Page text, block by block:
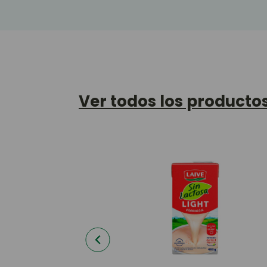
Ver todos los